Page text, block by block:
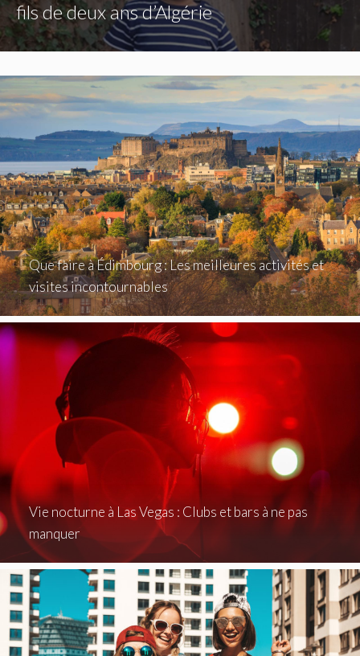
fils de deux ans d’Algérie
Que faire à Édimbourg : Les meilleures activités et
visites incontournables
Vie nocturne à Las Vegas : Clubs et bars à ne pas
manquer